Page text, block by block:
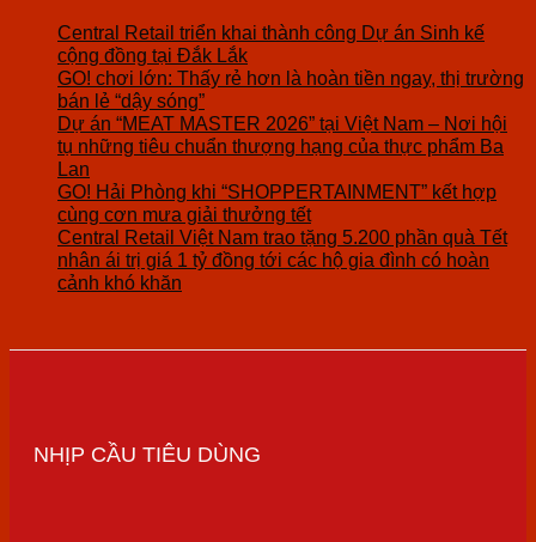
Central Retail triển khai thành công Dự án Sinh kế
cộng đồng tại Đắk Lắk
GO! chơi lớn: Thấy rẻ hơn là hoàn tiền ngay, thị trường
bán lẻ “dậy sóng”
Dự án “MEAT MASTER 2026” tại Việt Nam – Nơi hội
tụ những tiêu chuẩn thượng hạng của thực phẩm Ba
Lan
GO! Hải Phòng khi “SHOPPERTAINMENT” kết hợp
cùng cơn mưa giải thưởng tết
Central Retail Việt Nam trao tặng 5.200 phần quà Tết
nhân ái trị giá 1 tỷ đồng tới các hộ gia đình có hoàn
cảnh khó khăn
NHỊP CẦU TIÊU DÙNG